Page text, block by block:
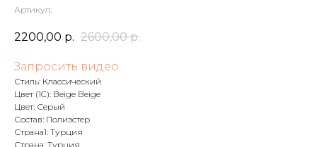
Артикул:
2200,00 р. 2600,00 р.
Запросить видео
Стиль: Классический
Цвет (1C): Beige Beige
Цвет: Серый
Состав: Полиэстер
Страна1: Турция
Страна: Турция